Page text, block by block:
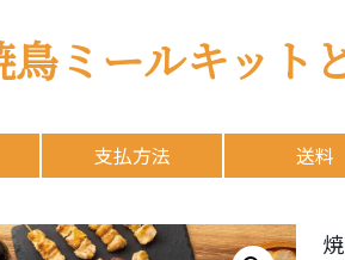
鳥ミールキット
支払方法 送料